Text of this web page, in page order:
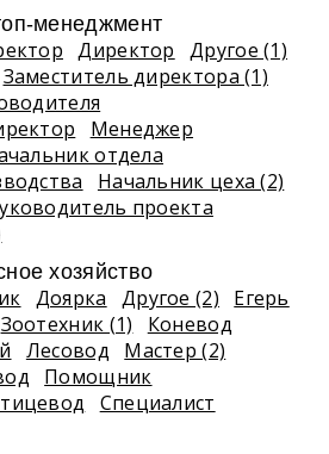
менеджмент
Директор
Другое (1)
Заместитель директора (1)
Менеджер
отдела
Начальник цеха (2)
проекта
хозяйство
Доярка Другое (2)
Егерь
Зоотехник (1)
Коневод
Лесовод
Мастер (2)
Помощник
Специалист